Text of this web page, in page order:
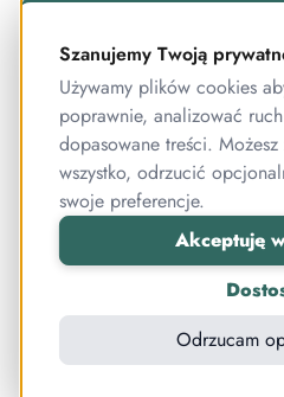
NOWOŚCI
Szanujemy Twoją
Używamy plików cookies
poprawnie, analizować
dopasowane treści.
wszystko, odrzucić
swoje preferencje.
Akceptuję
Odrzucam